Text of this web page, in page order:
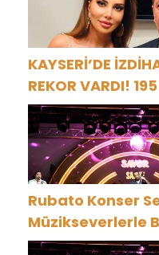
KAYSERİ’DE
REKOR VARDI!
Rubato Konser
Müzikseverlerle
Devam Ediyor